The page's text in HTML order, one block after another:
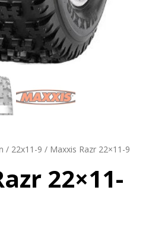
/ 22x11-9 / Maxxis Razr 22×11-9
22×11-